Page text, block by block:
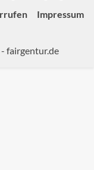
Impressum
fairgentur.de